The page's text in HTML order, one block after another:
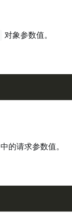
对象参数值。
中的请求参数值。